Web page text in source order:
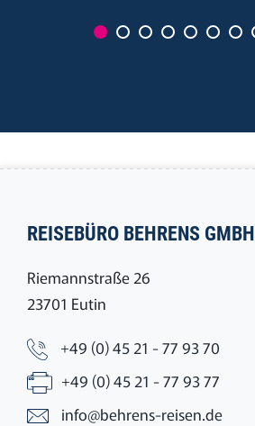
REISEBÜRO BEHRENS GMBH
Riemannstraße 26
23701 Eutin
+49 (0) 45 21 - 77 93 70
+49 (0) 45 21 - 77 93 77
info@behrens-reisen.de